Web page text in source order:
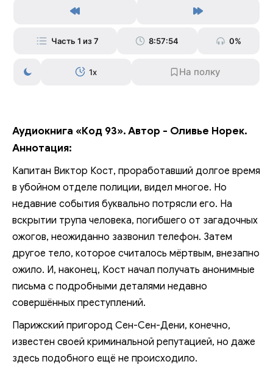
Часть 1 из 7 8:57:54 0%
1x
Аудиокнига «Код 93». Автор - Оливье Норек.
Аннотация:
Капитан Виктор Кост, проработавший долгое время
в убойном отделе полиции, видел многое. Но
недавние события буквально потрясли его. На
вскрытии трупа человека, погибшего от загадочных
ожогов, неожиданно зазвонил телефон. Затем
другое тело, которое считалось мёртвым, внезапно
ожило. И, наконец, Кост начал получать анонимные
письма с подробными деталями недавно
совершённых преступлений.
Парижский пригород Сен-Сен-Дени, конечно,
известен своей криминальной репутацией, но даже
здесь подобного ещё не происходило.